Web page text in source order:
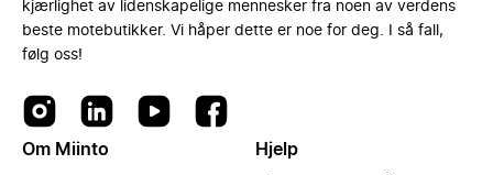
kjærlighet av lidenskapelige mennesker fra noen av verdens
beste motebutikker. Vi håper dette er noe for deg. I så fall,
følg oss!
Om Miinto Hjelp